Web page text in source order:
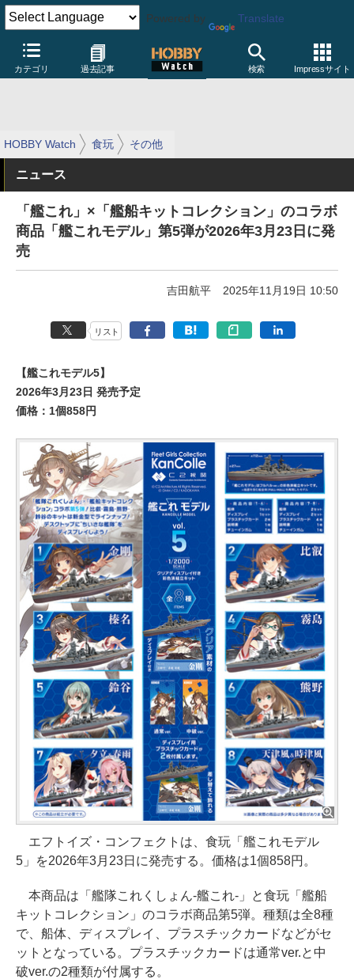
Powered by Translate
カテゴリ 過去記事 検索 Impressサイト
HOBBY Watch 食玩 その他
ニュース
「艦これ」×「艦船キットコレクション」のコラボ
商品「艦これモデル」第5弾が2026年3月23日に発
売
吉田航平 2025年11月19日 10:50
リスト
【艦これモデル5】
2026年3月23日 発売予定
価格：1個858円
エフトイズ・コンフェクトは、食玩「艦これモデル
5」を2026年3月23日に発売する。価格は1個858円。
本商品は「艦隊これくしょん-艦これ-」と食玩「艦船
キットコレクション」のコラボ商品第5弾。種類は全8種
で、船体、ディスプレイ、プラスチックカードなどがセ
ットとなっている。プラスチックカードは通常ver.と中
破ver.の2種類が付属する。